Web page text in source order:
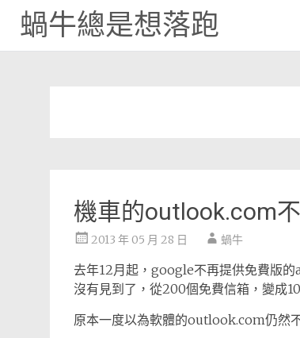
蝸牛總是想落跑
機車的outlook.com
2013 年 05 月 28 日 蝸牛
去年12月起，google不再提供免費版
沒有見到了，從200個免費信箱，變成
原本一度以為軟體的outlook.com仍然